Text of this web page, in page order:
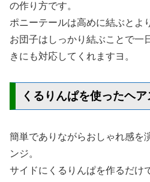
の作り方です。
ポニーテールは高めに結ぶとよ
お団子はしっかり結ぶことで一
きにも対応してくれますヨ。
くるりんぱを使ったヘ
簡単でありながらおしゃれ感を
ンジ。
サイドにくるりんぱを作るだけ